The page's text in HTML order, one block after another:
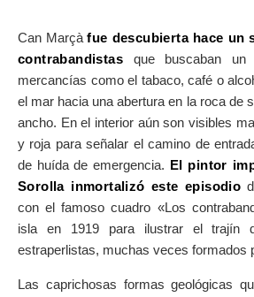
Can Marçàfue descubierta hace un
contrabandistas que buscaban un
mercancías como el tabaco, café o
el mar hacia una abertura en la roca de
ancho. En el interior aún son visibles
y roja para señalar el camino de
de huída de emergencia. El pintor
Sorolla inmortalizó este episodio
con el famoso cuadro «Los
isla en 1919 para ilustrar el trajín
estraperlistas, muchas veces formados
Las caprichosas formas geológicas